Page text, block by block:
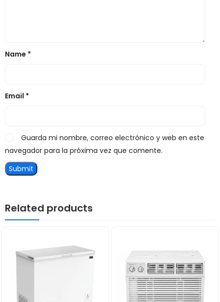
Name *
Email *
Guarda mi nombre, correo electrónico y web en este
navegador para la próxima vez que comente.
Related products